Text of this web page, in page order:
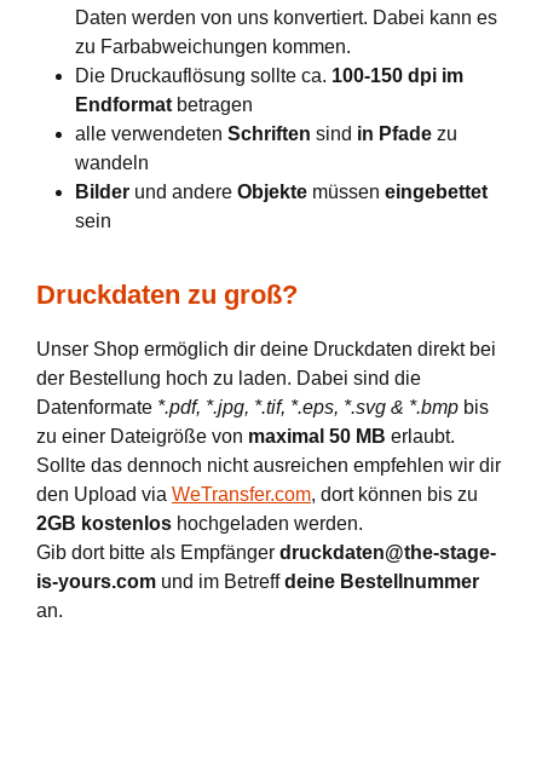
Daten werden von uns konvertiert. Dabei kann es
zu Farbabweichungen kommen.
Die Druckauflösung sollte ca. 100-150 dpi im
Endformat betragen
alle verwendeten Schriften sind in Pfade zu
wandeln
Bilder und andere Objekte müssen eingebettet
sein
Druckdaten zu groß?
Unser Shop ermöglich dir deine Druckdaten direkt bei
der Bestellung hoch zu laden. Dabei sind die
Datenformate *.pdf, *.jpg, *.tif, *.eps, *.svg & *.bmp bis
zu einer Dateigröße von maximal 50 MB erlaubt.
Sollte das dennoch nicht ausreichen empfehlen wir dir
den Upload via WeTransfer.com, dort können bis zu
2GB kostenlos hochgeladen werden.
Gib dort bitte als Empfänger druckdaten@the-stage-
is-yours.com und im Betreffdeine Bestellnummer
an.